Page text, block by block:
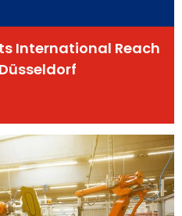
International Reach